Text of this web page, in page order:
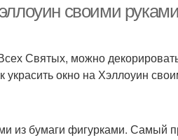
своими
Святых, можно
окно на Хэллоуин
из бумаги фигурками. Самый